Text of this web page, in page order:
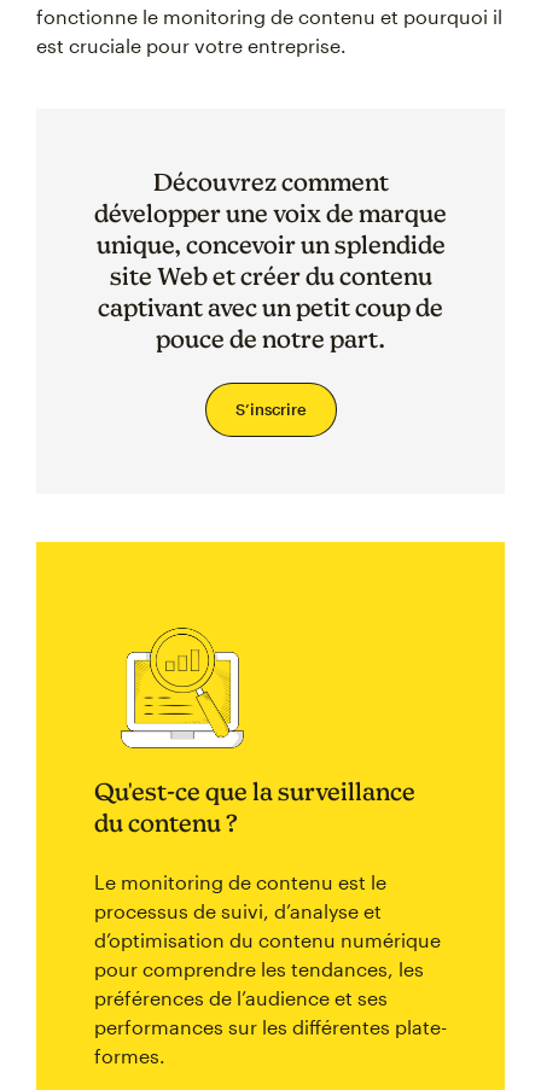
fonctionne le monitoring de contenu et pourquoi il
est cruciale pour votre entreprise.
Découvrez comment
développer une voix de marque
unique, concevoir un splendide
site Web et créer du contenu
captivant avec un petit coup de
pouce de notre part.
S’inscrire
Qu'est-ce que la surveillance
du contenu ?
Le monitoring de contenu est le
processus de suivi, d’analyse et
d’optimisation du contenu numérique
pour comprendre les tendances, les
préférences de l’audience et ses
performances sur les différentes plate-
formes.